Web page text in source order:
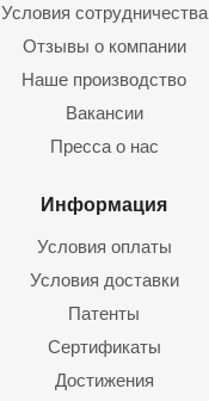
Условия сотрудничества
Отзывы о компании
Наше производство
Вакансии
Пресса о нас
Информация
Условия оплаты
Условия доставки
Патенты
Сертификаты
Достижения